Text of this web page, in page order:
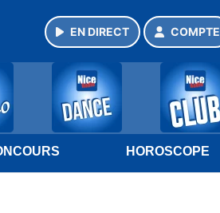
EN DIRECT COMPTE
HOROSCOPE